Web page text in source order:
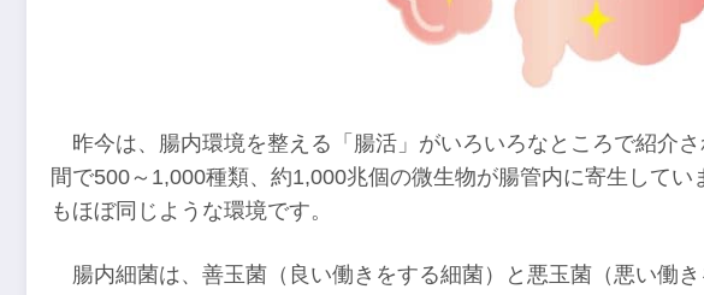
昨今は、腸内環境を整える「腸活」がいろいろなところで紹介
間で500～1,000種類、約1,000兆個の微生物が腸管内に寄生して
もほぼ同じような環境です。
腸内細菌は、善玉菌（良い働きをする細菌）と悪玉菌（悪い働